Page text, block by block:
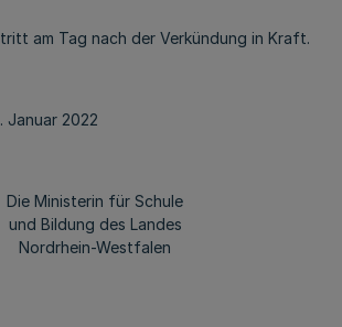
am Tag nach der Verkündung in Kraft.
Januar 2022
Die Ministerin für Schule
und Bildung des Landes
Nordrhein-Westfalen